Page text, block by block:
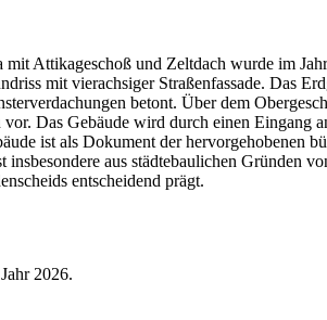
Attikageschoß und Zeltdach wurde im
mit vierachsiger Straßenfassade. Das
betont. Über dem
Das Gebäude wird durch einen Eingang
ist als Dokument der hervorgehobenen
aus städtebaulichen Gründen
entscheidend prägt.
2026.